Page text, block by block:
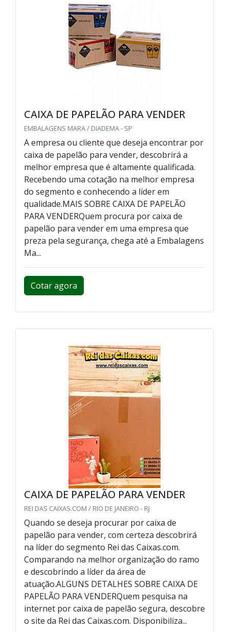
CAIXA DE PAPELÃO PARA VENDER
EMBALAGENS MARA / DIADEMA - SP
A empresa ou cliente que deseja encontrar por
caixa de papelão para vender, descobrirá a
melhor empresa que é altamente qualificada.
Recebendo uma cotação na melhor empresa
do segmento e conhecendo a líder em
qualidade.MAIS SOBRE CAIXA DE PAPELÃO
PARA VENDERQuem procura por caixa de
papelão para vender em uma empresa que
preza pela segurança, chega até a Embalagens
Ma...
Cotar agora
CAIXA DE PAPELÃO PARA VENDER
REI DAS CAIXAS.COM / RIO DE JANEIRO - RJ
Quando se deseja procurar por caixa de
papelão para vender, com certeza descobrirá
na líder do segmento Rei das Caixas.com.
Comparando na melhor organização do ramo
e descobrindo a líder da área de
atuação.ALGUNS DETALHES SOBRE CAIXA DE
PAPELÃO PARA VENDERQuem pesquisa na
internet por caixa de papelão segura, descobre
o site da Rei das Caixas.com. Disponibiliza...